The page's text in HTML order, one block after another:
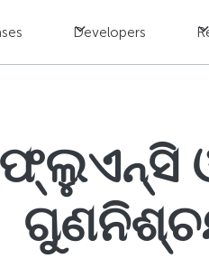
Developers